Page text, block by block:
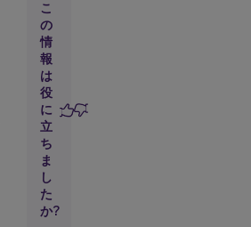
Workspace
アプリセッ
ション起動
フェーズ
VDA
セッ
ショ
ン起
動フ
ェー
ズ
こ
の
情
報
は
役
に
立
ち
ま
し
た
か?